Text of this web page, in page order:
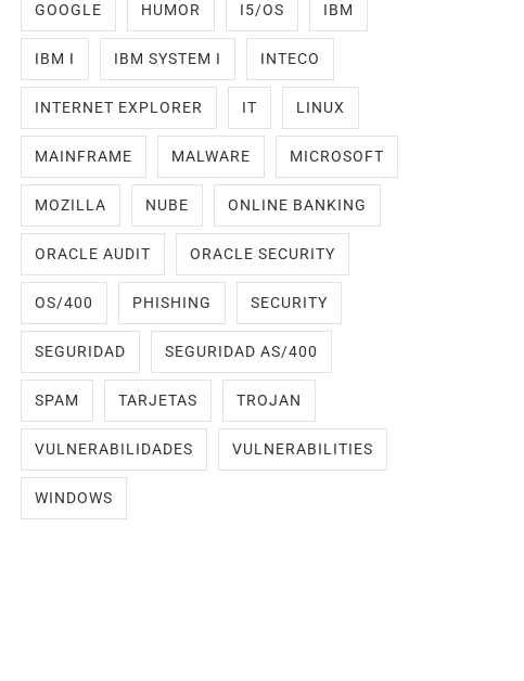
GOOGLE HUMOR I5/OS IBM
IBM I IBM SYSTEM I INTECO
INTERNET EXPLORER IT LINUX
MAINFRAME MALWARE MICROSOFT
MOZILLA NUBE ONLINE BANKING
ORACLE AUDIT ORACLE SECURITY
OS/400 PHISHING SECURITY
SEGURIDAD SEGURIDAD AS/400
SPAM TARJETAS TROJAN
VULNERABILIDADES VULNERABILITIES
WINDOWS